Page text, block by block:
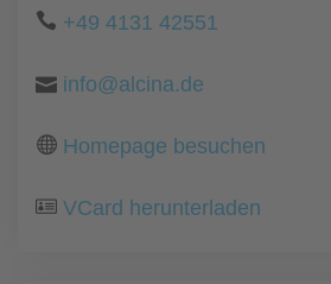
+49 4131 42551
info@alcina.de
Homepage besuchen
VCard herunterladen